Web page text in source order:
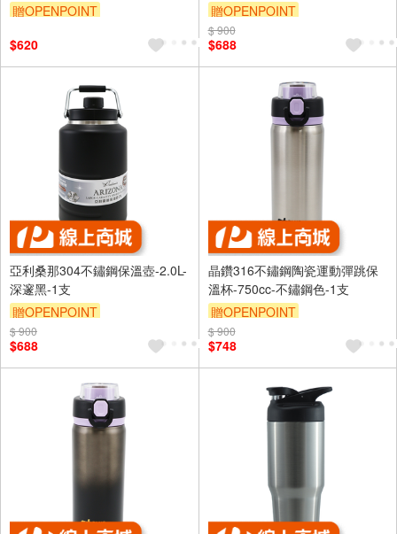
贈OPENPOINT
$620
贈OPENPOINT
$ 900
$688
亞利桑那304不鏽鋼保溫壺-2.0L-
深邃黑-1支
贈OPENPOINT
$ 900
$688
晶鑽316不鏽鋼陶瓷運動彈跳保
溫杯-750cc-不鏽鋼色-1支
贈OPENPOINT
$ 900
$748